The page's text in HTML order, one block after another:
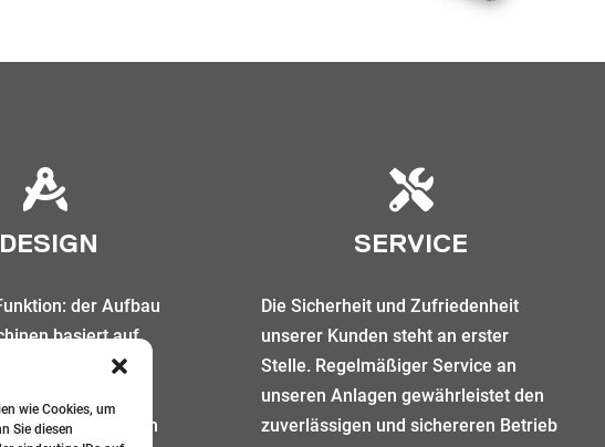
wie Cookies, um
Sie diesen
DESIGN
der Aufbau
basiert auf
Funktionalität,
auch einem hohem
SERVICE
Die Sicherheit und Zufriedenheit
unserer Kunden steht an erster
Stelle. Regelmäßiger Service an
unseren Anlagen gewährleistet den
zuverlässigen und sichereren Betrieb